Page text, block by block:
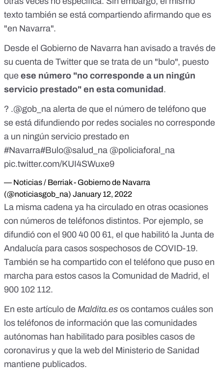
texto también se está compartiendo afirmando que es
"en Navarra".
Desde el Gobierno de Navarra han avisado a través de
su cuenta de Twitter que se trata de un "bulo", puesto
que ese número "no corresponde a un ningún
servicio prestado" en esta comunidad .
? .@gob_na alerta de que el número de teléfono que
se está difundiendo por redes sociales no corresponde
a un ningún servicio prestado en
#Navarra#Bulo@salud_na @policiaforal_na
pic.twitter.com/KUI4SWuxe9
— Noticias / Berriak - Gobierno de Navarra
(@noticiasgob_na) January 12, 2022
La misma cadena ya ha circulado en otras ocasiones
con números de teléfonos distintos. Por ejemplo, se
difundió con el 900 40 00 61, el que habilitó la Junta de
Andalucía para casos sospechosos de COVID-19.
También se ha compartido con el teléfono que puso en
marcha para estos casos la Comunidad de Madrid, el
900 102 112.
En este artículo de Maldita.es os contamos cuáles son
los teléfonos de información que las comunidades
autónomas han habilitado para posibles casos de
coronavirus y que la web del Ministerio de Sanidad
mantiene publicados.